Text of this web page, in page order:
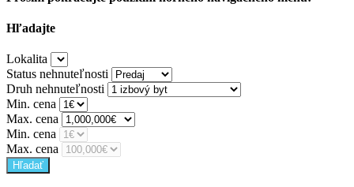
Hľadajte
Lokalita
Status nehnuteľnosti
Druh nehnuteľnosti
Min. cena
Max. cena
Min. cena
Max. cena